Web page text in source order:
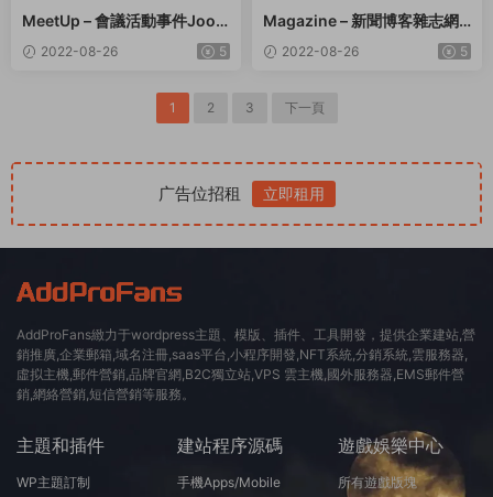
MeetUp – 會議活動事件Joom
la模闆 – v1.8.5
2022-08-26 5
Magazine – 新聞博客雜志網
站 Joomla 4 模闆
2022-08-26 5
1 2 3 下一頁
广告位招租 立即租用
AddProFans緻力于wordpress主題、模版、插件、工具開發，提供企業建站,營
銷推廣,企業郵箱,域名注冊,saas平台,小程序開發,NFT系統,分銷系統,雲服務器,
虛拟主機,郵件營銷,品牌官網,B2C獨立站,VPS 雲主機,國外服務器,EMS郵件營
銷,網絡營銷,短信營銷等服務。
主題和插件
WP主題訂制
建站程序源碼
手機Apps/Mobile
遊戲娛樂中心
所有遊戲版塊